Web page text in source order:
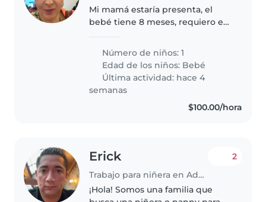
Mi mamá estaría presenta, el
bebé tiene 8 meses, requiero en
ocasionalmente fines de
semana.
Número de niños: 1
Edad de los niños: Bebé
Última actividad: hace 4
semanas
$100.00/hora
Erick
Trabajo para niñera en Adolfo López Mateos
2
¡Hola! Somos una familia que